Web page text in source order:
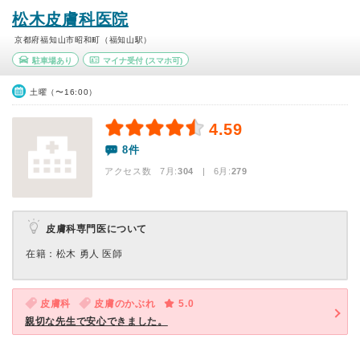
松木皮膚科医院
京都府福知山市昭和町（福知山駅）
駐車場あり マイナ受付(スマホ可)
土曜（〜16:00）
4.59
8件
アクセス数 7月:304 | 6月:279
皮膚科専門医について
在籍：松木 勇人 医師
皮膚科 皮膚のかぶれ
5.0
親切な先生で安心できました。